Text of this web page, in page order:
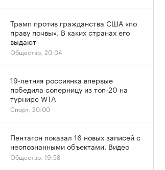
Трамп против гражданства США «по
праву почвы». В каких странах его
выдают
Общество, 20:04
19-летняя россиянка впервые
победила соперницу из топ-20 на
турнире WTA
Спорт, 20:00
Пентагон показал 16 новых записей с
неопознанными объектами. Видео
Общество, 19:58